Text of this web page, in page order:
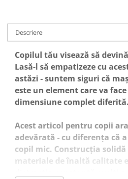
Descriere
Copilul tău visează să
Lasă-l să empatizeze cu
astăzi - suntem siguri că
este un element care va
dimensiune complet diferită.
Acest articol pentru copii
adevărată - cu diferența că
copil mic. Construcția
materiale de înaltă calitate